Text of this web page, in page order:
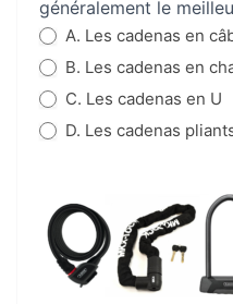
généralement le
A. Les cadenas en
B. Les cadenas en
C. Les cadenas en U
D. Les cadenas